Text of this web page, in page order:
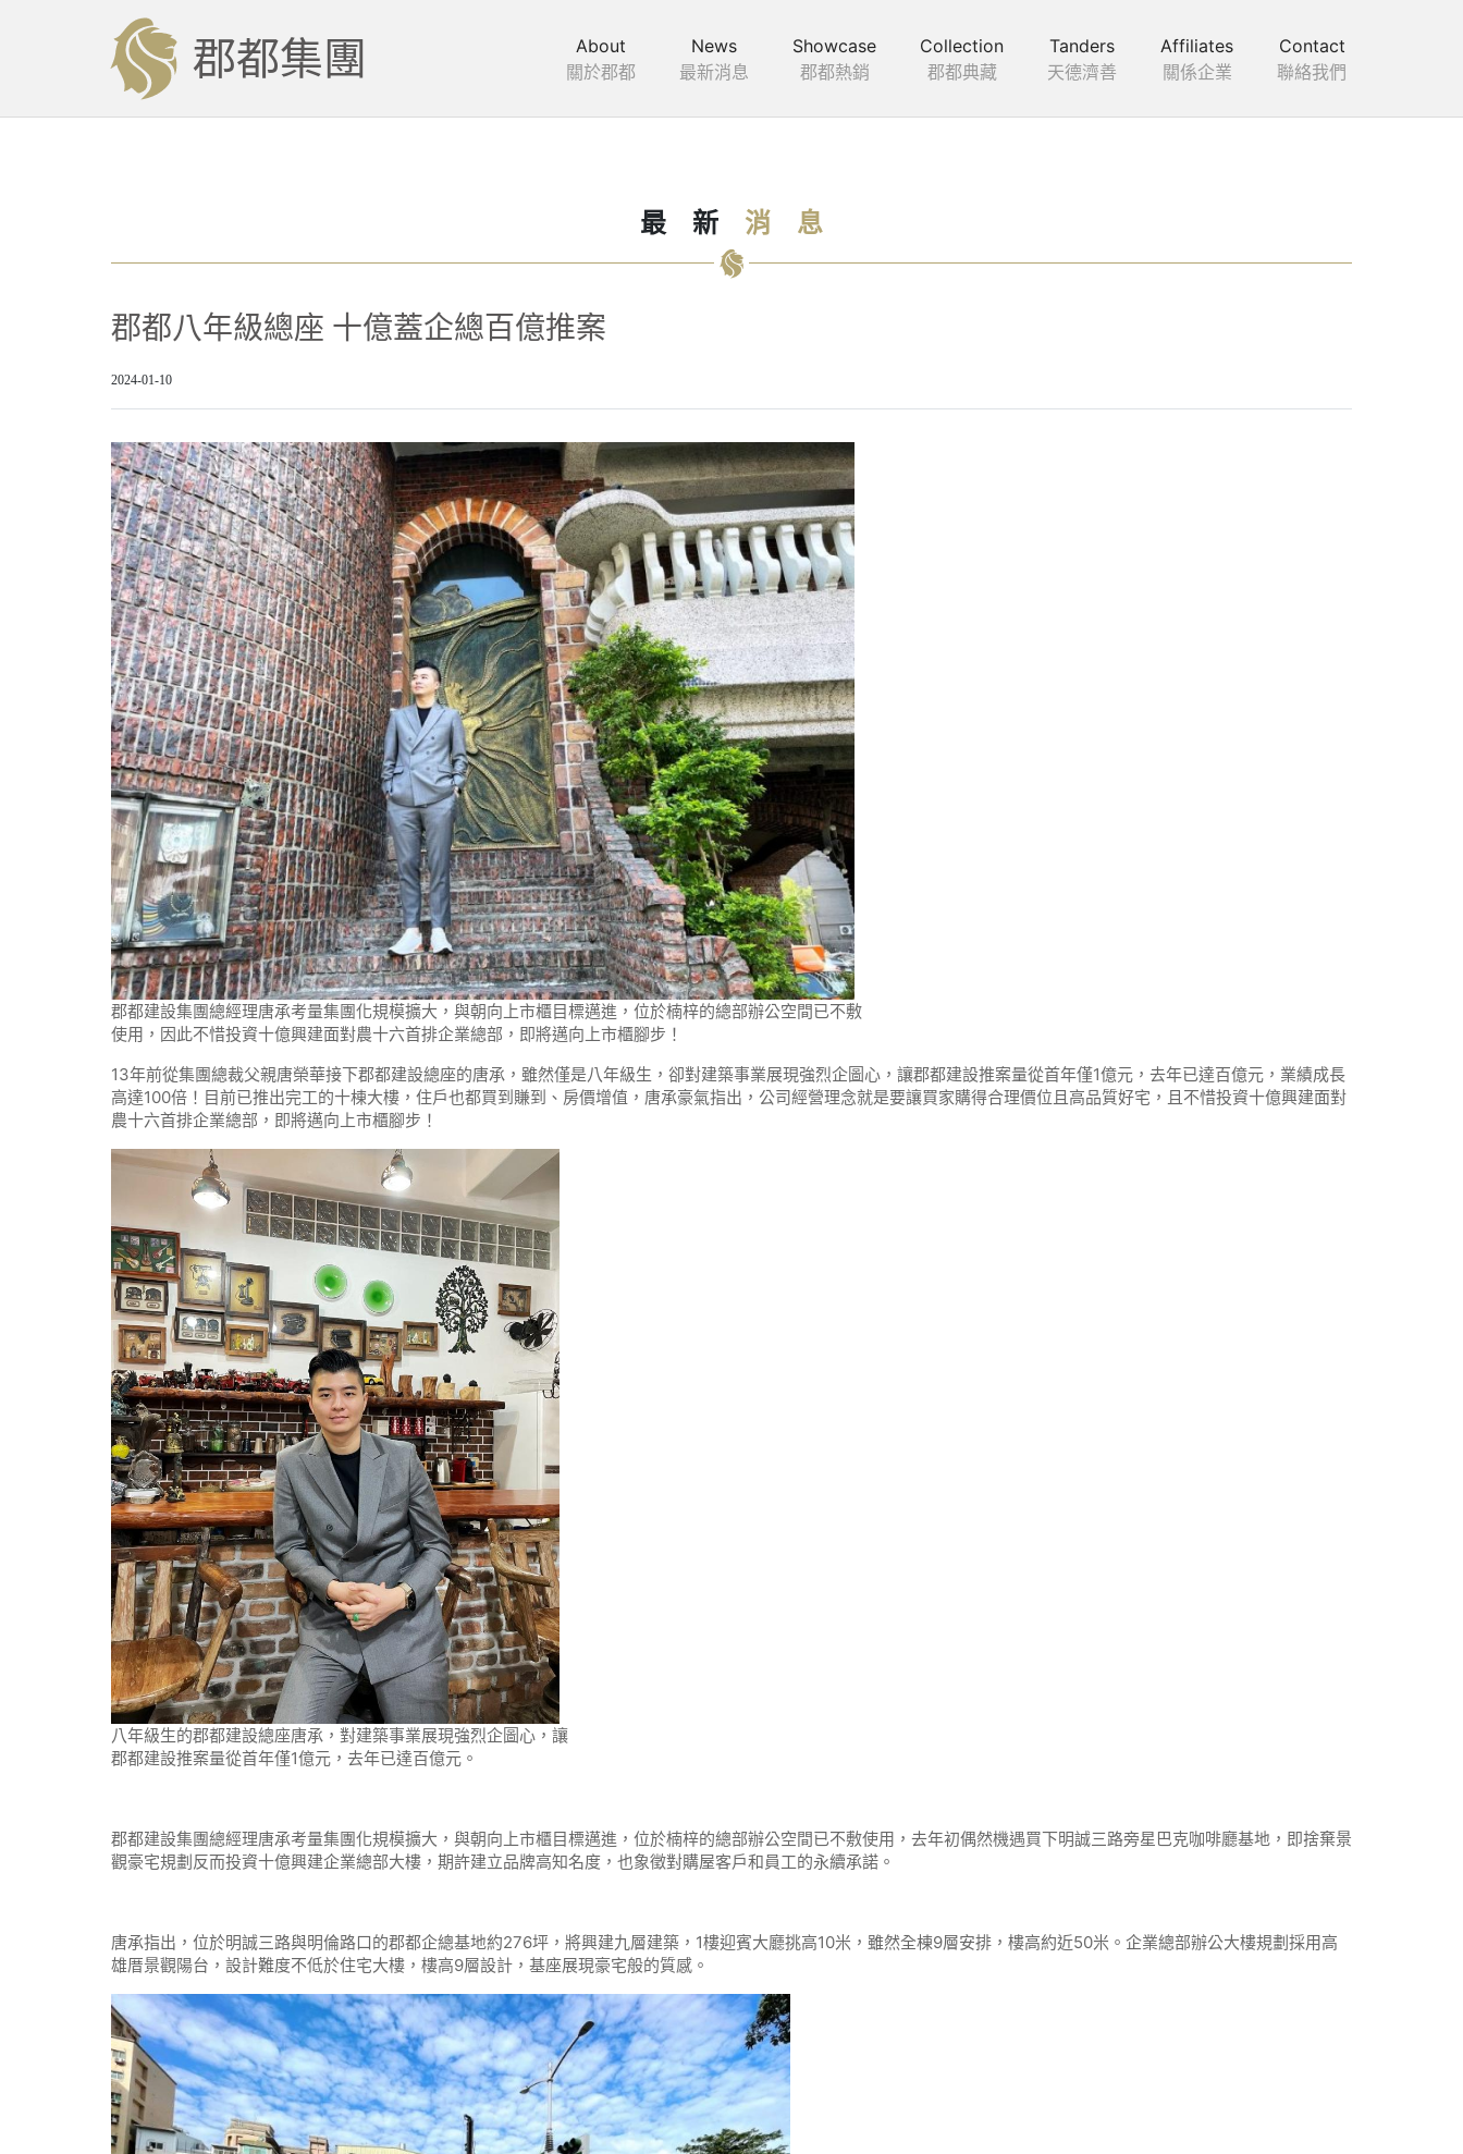
郡都集團
About
關於郡都
News
最新消息
Showcase
郡都熱銷
Collection
郡都典藏
Tanders
天德濟善
Affiliates
關係企業
Contact
聯絡我們
最 新 消 息
郡都八年級總座 十億蓋企總百億推案
2024-01-10
郡都建設集團總經理唐承考量集團化規模擴大，與朝向上市櫃目標邁進，位於楠梓的總部辦公空間已不敷
使用，因此不惜投資十億興建面對農十六首排企業總部，即將邁向上市櫃腳步！
13年前從集團總裁父親唐榮華接下郡都建設總座的唐承，雖然僅是八年級生，卻對建築事業展現強烈企圖心，讓郡都建設推案量從首年僅1億元，去年已達百億元，業績成長
高達100倍！目前已推出完工的十棟大樓，住戶也都買到賺到、房價增值，唐承豪氣指出，公司經營理念就是要讓買家購得合理價位且高品質好宅，且不惜投資十億興建面對
農十六首排企業總部，即將邁向上市櫃腳步！
八年級生的郡都建設總座唐承，對建築事業展現強烈企圖心，讓
郡都建設推案量從首年僅1億元，去年已達百億元。
郡都建設集團總經理唐承考量集團化規模擴大，與朝向上市櫃目標邁進，位於楠梓的總部辦公空間已不敷使用，去年初偶然機遇買下明誠三路旁星巴克咖啡廳基地，即捨棄景
觀豪宅規劃反而投資十億興建企業總部大樓，期許建立品牌高知名度，也象徵對購屋客戶和員工的永續承諾。
唐承指出，位於明誠三路與明倫路口的郡都企總基地約276坪，將興建九層建築，1樓迎賓大廳挑高10米，雖然全棟9層安排，樓高約近50米。企業總部辦公大樓規劃採用高
雄厝景觀陽台，設計難度不低於住宅大樓，樓高9層設計，基座展現豪宅般的質感。